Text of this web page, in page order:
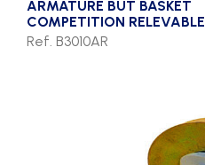
ARMATURE BUT BASKET
COMPETITION RELEVABLE
Ref. B3010AR